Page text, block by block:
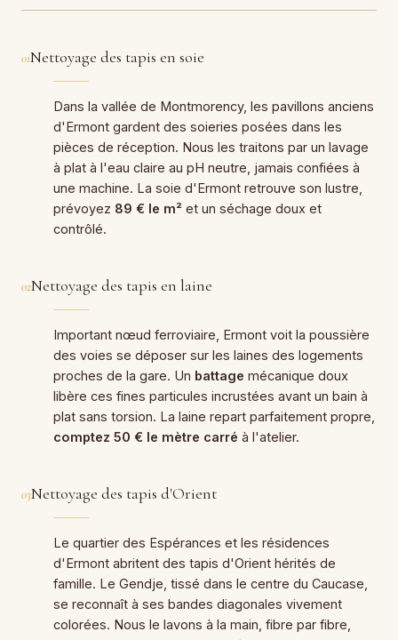
01Nettoyage des tapis en soie
Dans la vallée de Montmorency, les pavillons anciens
d'Ermont gardent des soieries posées dans les
pièces de réception. Nous les traitons par un lavage
à plat à l'eau claire au pH neutre, jamais confiées à
une machine. La soie d'Ermont retrouve son lustre,
prévoyez 89 € le m² et un séchage doux et
contrôlé.
02Nettoyage des tapis en laine
Important nœud ferroviaire, Ermont voit la poussière
des voies se déposer sur les laines des logements
proches de la gare. Un battage mécanique doux
libère ces fines particules incrustées avant un bain à
plat sans torsion. La laine repart parfaitement propre,
comptez 50 € le mètre carré à l'atelier.
03Nettoyage des tapis d'Orient
Le quartier des Espérances et les résidences
d'Ermont abritent des tapis d'Orient hérités de
famille. Le Gendje, tissé dans le centre du Caucase,
se reconnaît à ses bandes diagonales vivement
colorées. Nous le lavons à la main, fibre par fibre,